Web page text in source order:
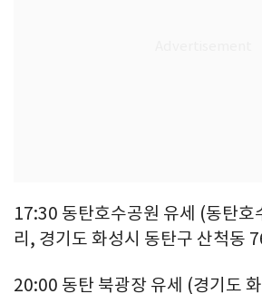
17:30 동탄호수공원 유세 (동탄호
리, 경기도 화성시 동탄구 산척동
20:00 동탄 북광장 유세 (경기도